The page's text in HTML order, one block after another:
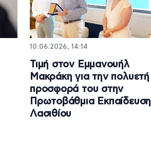
10.06.2026, 14:14
Τιμή στον Εμμανουήλ
Μακράκη για την πολυετή
προσφορά του στην
Πρωτοβάθμια Εκπαίδευση
Λασιθίου